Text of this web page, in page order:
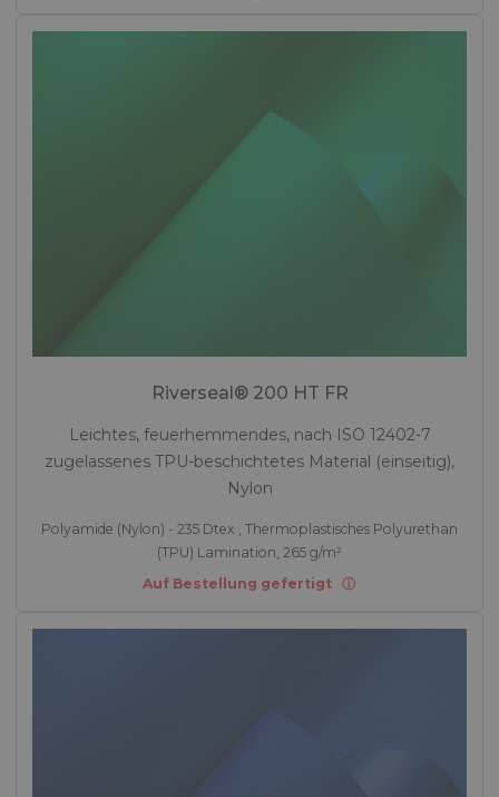
Riverseal® 200 HT FR
Leichtes, feuerhemmendes, nach ISO 12402-7
zugelassenes TPU-beschichtetes Material (einseitig),
Nylon
Polyamide (Nylon) - 235 Dtex , Thermoplastisches Polyurethan
(TPU) Lamination, 265 g/m²
Auf Bestellung gefertigt